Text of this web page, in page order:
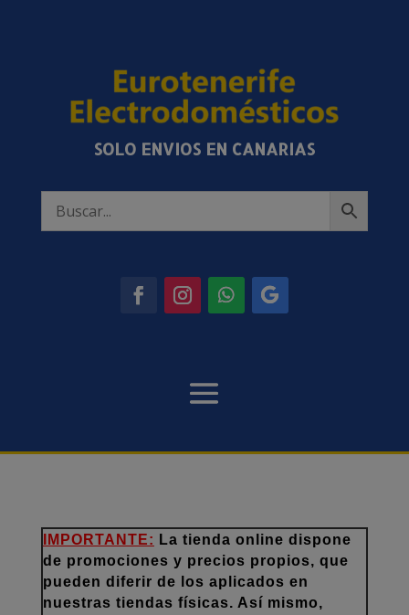
SOLO ENVIOS EN CANARIAS
IMPORTANTE: La tienda online dispone
de promociones y precios propios, que
pueden diferir de los aplicados en
nuestras tiendas físicas. Así mismo,